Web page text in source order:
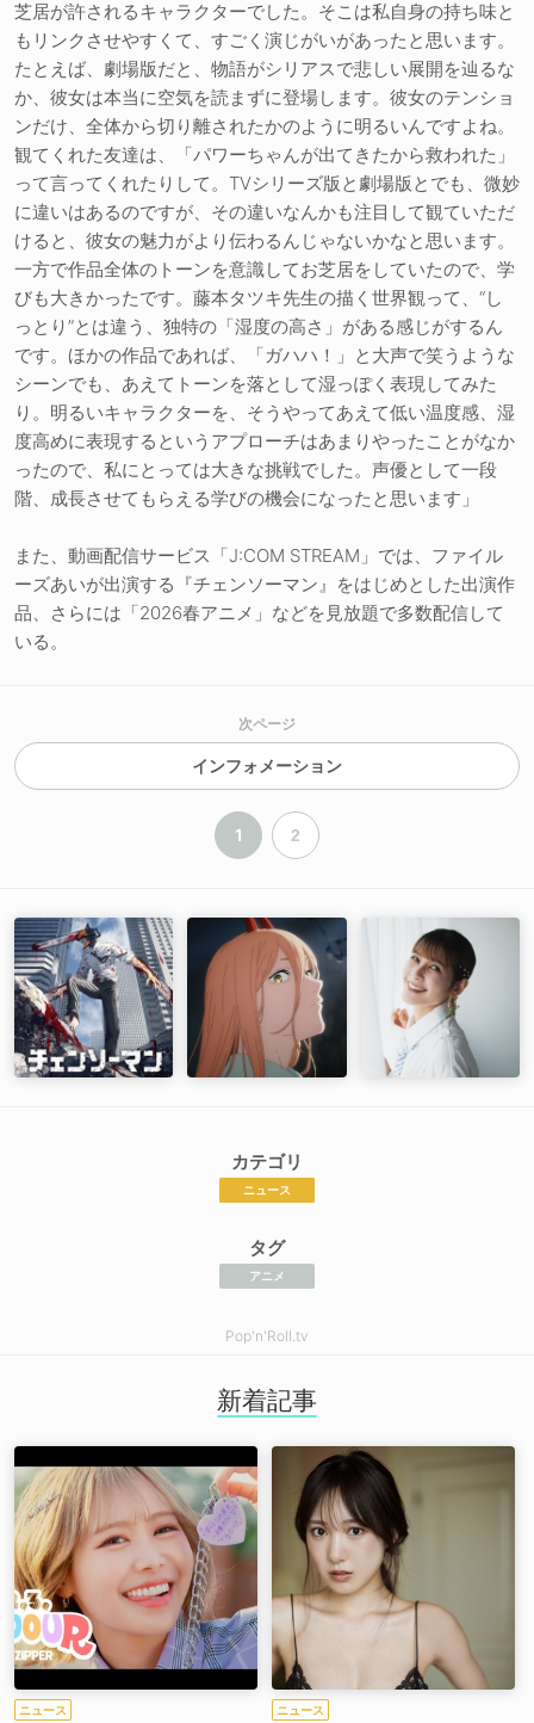
芝居が許されるキャラクターでした。そこは私自身の持ち味と
もリンクさせやすくて、すごく演じがいがあったと思います。
たとえば、劇場版だと、物語がシリアスで悲しい展開を辿るな
か、彼女は本当に空気を読まずに登場します。彼女のテンショ
ンだけ、全体から切り離されたかのように明るいんですよね。
観てくれた友達は、「パワーちゃんが出てきたから救われた」
って言ってくれたりして。TVシリーズ版と劇場版とでも、微妙
に違いはあるのですが、その違いなんかも注目して観ていただ
けると、彼女の魅力がより伝わるんじゃないかなと思います。
一方で作品全体のトーンを意識してお芝居をしていたので、学
びも大きかったです。藤本タツキ先生の描く世界観って、“し
っとり”とは違う、独特の「湿度の高さ」がある感じがするん
です。ほかの作品であれば、「ガハハ！」と大声で笑うような
シーンでも、あえてトーンを落として湿っぽく表現してみた
り。明るいキャラクターを、そうやってあえて低い温度感、湿
度高めに表現するというアプローチはあまりやったことがなか
ったので、私にとっては大きな挑戦でした。声優として一段
階、成長させてもらえる学びの機会になったと思います」
また、動画配信サービス「J:COM STREAM」では、ファイル
ーズあいが出演する『チェンソーマン』をはじめとした出演作
品、さらには「2026春アニメ」などを見放題で多数配信して
いる。
次ページ
インフォメーション
1 2
カテゴリ
ニュース
タグ
アニメ
Pop'n'Roll.tv
新着記事
ニュース ニュース